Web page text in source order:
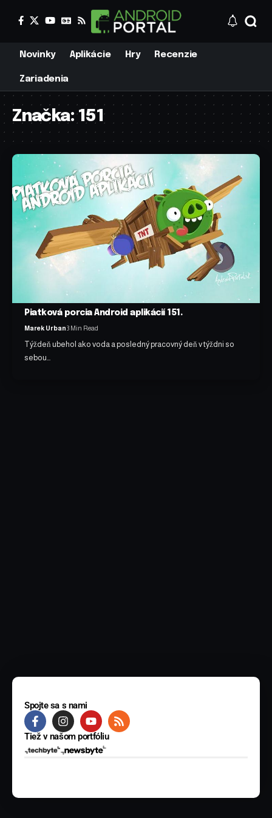
Novinky Aplikácie Hry Recenzie
Zariadenia
Značka:151
Piatková porcia Android aplikácií 151.
Marek Urban3 Min Read
Týždeň ubehol ako voda a posledný pracovný deň v týždni so
sebou…
Spojte sa s nami
Tiež v našom portfóliu